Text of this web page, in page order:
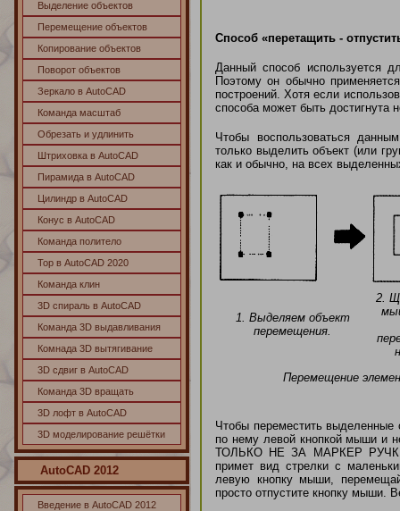
Выделение объектов
Перемещение объектов
Копирование объектов
Поворот объектов
Зеркало в AutoCAD
Команда масштаб
Обрезать и удлинить
Штриховка в AutoCAD
Пирамида в AutoCAD
Цилиндр в AutoCAD
Конус в AutoCAD
Команда политело
Тор в AutoCAD 2020
Команда клин
3D спираль в AutoCAD
Команда 3D выдавливания
Комнада 3D вытягивание
3D сдвиг в AutoCAD
Команда 3D вращать
3D лофт в AutoCAD
3D моделирование решётки
AutoCAD 2012
Введение в AutoCAD 2012
Способ «перетащить -
Данный способ используется
Поэтому он обычно
построений. Хотя если
способа может быть достигнута
Чтобы воспользоваться
только выделить объект (или
как и обычно, на всех
1. Выделяем объект
перемещения.
2.
Перемещение
Чтобы переместить выделенные
по нему левой кнопкой мыши
ТОЛЬКО НЕ ЗА МАРКЕР РУЧКИ.
примет вид стрелки с
левую кнопку мыши,
просто отпустите кнопку мыши.